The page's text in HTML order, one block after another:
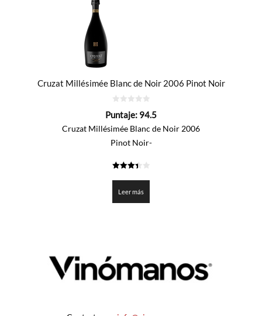
Cruzat Millésimée Blanc de Noir 2006 Pinot Noir
de
Puntaje: 94.5
Cruzat Millésimée Blanc de Noir 2006
Pinot Noir-
de 5
Leer más